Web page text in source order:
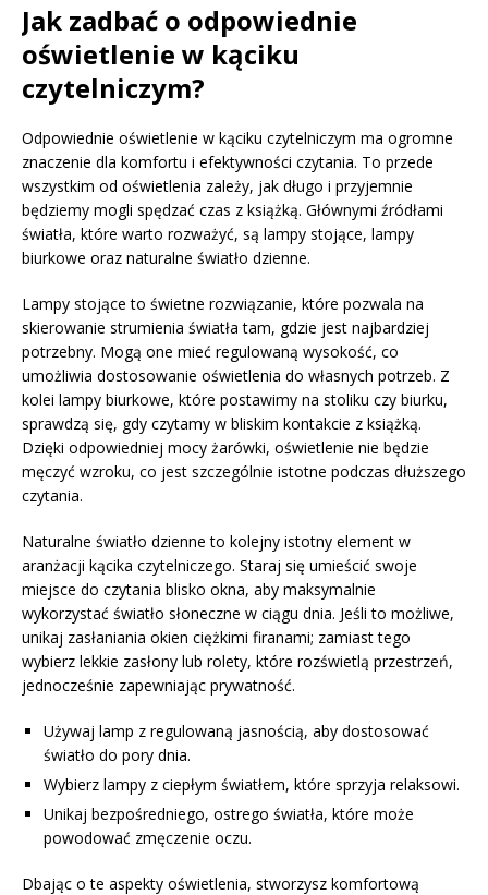
Jak zadbać o odpowiednie
oświetlenie w kąciku
czytelniczym?
Odpowiednie oświetlenie w kąciku czytelniczym ma ogromne
znaczenie dla komfortu i efektywności czytania. To przede
wszystkim od oświetlenia zależy, jak długo i przyjemnie
będziemy mogli spędzać czas z książką. Głównymi źródłami
światła, które warto rozważyć, są lampy stojące, lampy
biurkowe oraz naturalne światło dzienne.
Lampy stojące to świetne rozwiązanie, które pozwala na
skierowanie strumienia światła tam, gdzie jest najbardziej
potrzebny. Mogą one mieć regulowaną wysokość, co
umożliwia dostosowanie oświetlenia do własnych potrzeb. Z
kolei lampy biurkowe, które postawimy na stoliku czy biurku,
sprawdzą się, gdy czytamy w bliskim kontakcie z książką.
Dzięki odpowiedniej mocy żarówki, oświetlenie nie będzie
męczyć wzroku, co jest szczególnie istotne podczas dłuższego
czytania.
Naturalne światło dzienne to kolejny istotny element w
aranżacji kącika czytelniczego. Staraj się umieścić swoje
miejsce do czytania blisko okna, aby maksymalnie
wykorzystać światło słoneczne w ciągu dnia. Jeśli to możliwe,
unikaj zasłaniania okien ciężkimi firanami; zamiast tego
wybierz lekkie zasłony lub rolety, które rozświetlą przestrzeń,
jednocześnie zapewniając prywatność.
Używaj lamp z regulowaną jasnością, aby dostosować
światło do pory dnia.
Wybierz lampy z ciepłym światłem, które sprzyja relaksowi.
Unikaj bezpośredniego, ostrego światła, które może
powodować zmęczenie oczu.
Dbając o te aspekty oświetlenia, stworzysz komfortową